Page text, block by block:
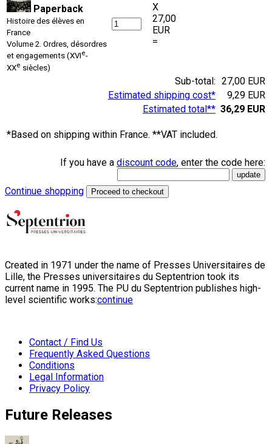
Paperback
Histoire des élèves en
France
Volume 2. Ordres, désordres
et engagements (XVIe-
XXe siècles)
X
27,00
EUR
=
Sub-total: 27,00 EUR
Estimated shipping cost*
9,29 EUR
Estimated total** 36,29 EUR
*Based on shipping within France. **VAT included.
If you have a discount code, enter the code here:
Continue shopping Proceed to checkout
Created in 1971 under the name of Presses Universitaires de
Lille, the Presses universitaires du Septentrion took its
current name in 1995. The PU du Septentrion publishes high-
level scientific works:continue
Contact / Find Us
Frequently Asked Questions
Conditions
Legal Information
Privacy Policy
Future Releases